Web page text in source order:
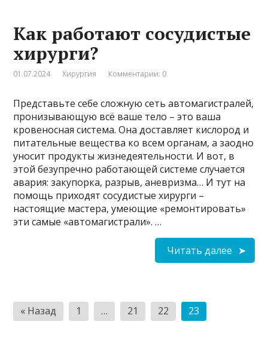
Как работают сосудистые
хирурги?
01.07.2024 Хирургия Комментарии: 0
Представьте себе сложную сеть автомагистралей,
пронизывающую всё ваше тело – это ваша
кровеносная система. Она доставляет кислород и
питательные вещества ко всем органам, а заодно
уносит продукты жизнедеятельности. И вот, в
этой безупречно работающей системе случается
авария: закупорка, разрыв, аневризма… И тут на
помощь приходят сосудистые хирурги –
настоящие мастера, умеющие «ремонтировать»
эти самые «автомагистрали». …
Читать далее
Пагинация
записей
« Назад 1 … 21 22 23